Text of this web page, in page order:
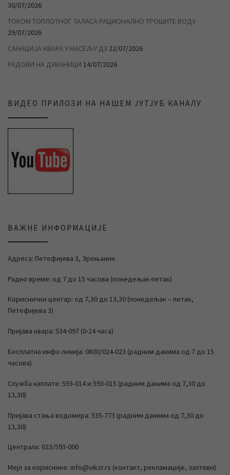
30/07/2026
ТОКОМ ТОПЛОТНОГ ТАЛАСА РАЦИОНАЛНО ТРОШИТЕ ВОДУ
29/07/2026
САНАЦИЈА КВАРА У НАСЕЉУ Д3 22/07/2026
РАДОВИ НА ДУВАНИЦИ 14/07/2026
ВИДЕО ПРИЛОЗИ НА НАШЕМ ЈУТЈУБ КАНАЛУ
ВАЖНЕ ИНФОРМАЦИЈЕ
Адреса: Петефијева 3, Зрењанин
Радно време: од 7 до 15 часова (понедељак-петак)
Кориснички центар: од 7,30 до 13,30 (понедељак – петак,
Петефијева 3)
Пријава квара: 534-097 (0-24 часа)
Бесплатна инфо линија: 0800/024-023 (радним данима од 7 до 15
часова)
Служба наплате: 593-014 и 593-015 (радним данима од 7,30 до
13,30)
Пријава стања водомера: 535-773 (радним данима од 7,30 до
13,30)
Централа: 023/593-000
Мејл за кориснике: info@vikzr.rs (контакт, рекламације, захтеви)